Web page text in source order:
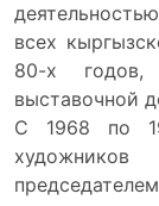
всех
80-х годов,
выставочной
С 1968 по